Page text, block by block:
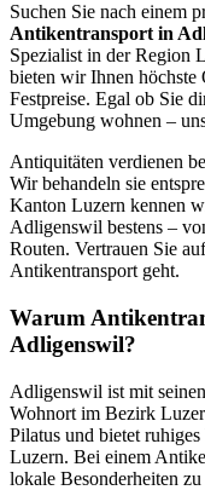
Suchen Sie nach einem
Antikentransport in
Spezialist in der Region
bieten wir Ihnen
Festpreise. Egal ob Sie
Umgebung wohnen –
Antiquitäten verdienen
Wir behandeln sie
Kanton Luzern kennen
Adligenswil bestens –
Routen. Vertrauen Sie
Antikentransport geht.
Warum
Adligenswil?
Adligenswil ist mit
Wohnort im Bezirk
Pilatus und bietet
Luzern. Bei einem
lokale Besonderheiten zu